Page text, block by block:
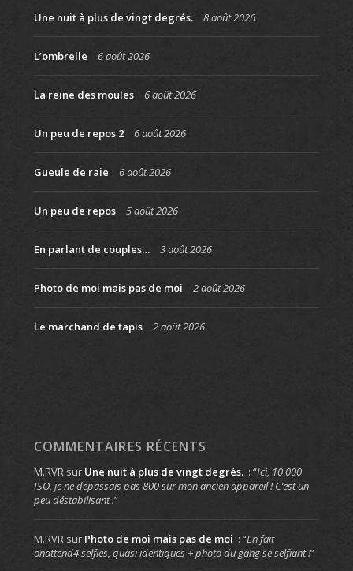
Une nuit à plus de vingt degrés. 8 août 2026
L’ombrelle 6 août 2026
La reine des moules 6 août 2026
Un peu de repos 2 6 août 2026
Gueule de raie 6 août 2026
Un peu de repos 5 août 2026
En parlant de couples… 3 août 2026
Photo de moi mais pas de moi 2 août 2026
Le marchand de tapis 2 août 2026
COMMENTAIRES RÉCENTS
M.RVR sur Une nuit à plus de vingt degrés. : “Ici, 10 000
ISO, je ne dépassais pas 800 sur mon ancien appareil ! C’est un
peu déstabilisant .”
M.RVR sur Photo de moi mais pas de moi : “En fait
onattend4 selfies, quasi identiques + photo du gang se selfiant !”